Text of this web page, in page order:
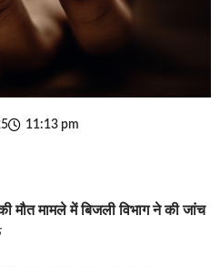
11:13 pm
मौत मामले में बिजली विभाग ने की जांच